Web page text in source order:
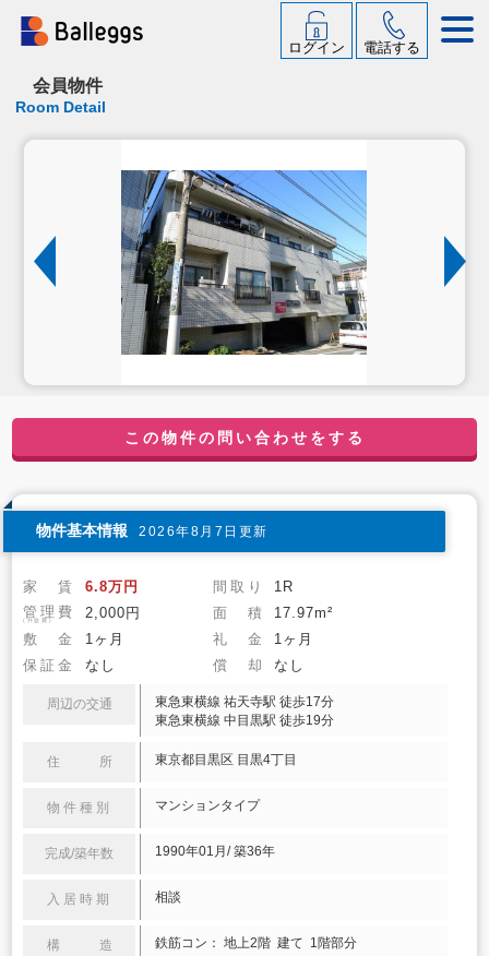
ログイン 電話する
会員物件
Room Detail
この物件の問い合わせをする
物件基本情報 2026年8月7日更新
家 賃 6.8万円 間取り
1R
管理費
(共益費) 2,000円 面 積
17.97m²
敷 金
1ヶ月 礼 金
1ヶ月
保証金
なし 償 却 なし
周辺の交通
東急東横線 祐天寺駅 徒歩17分
東急東横線 中目黒駅 徒歩19分
住 所 東京都目黒区 目黒4丁目
物件種別 マンションタイプ
完成/築年数 1990年01月/ 築36年
入居時期 相談
構 造 鉄筋コン： 地上2階 建て 1階部分